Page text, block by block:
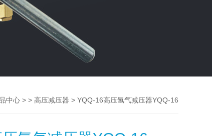
中心> > 高压减压器 > YQQ-16高压氢气减压器YQQ-16